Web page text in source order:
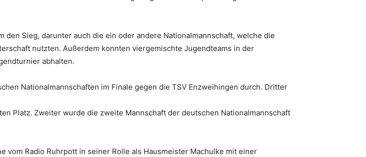
Sieg, darunter auch die ein oder andere Nationalmannschaft, welche die
nutzten. Außerdem konnten viergemischte Jugendteams in der
abhalten.
Nationalmannschaften im Finale gegen die TSV Enzweihingen durch. Dritter
Platz. Zweiter wurde die zweite Mannschaft der deutschen Nationalmannschaft
vom Radio Ruhrpott in seiner Rolle als Hausmeister Machulke mit einer